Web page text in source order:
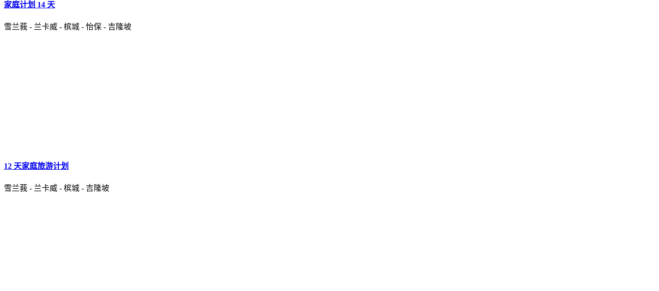
家庭计划 14 天
雪兰莪 - 兰卡威 - 槟城 - 怡保 - 吉隆坡
12 天家庭旅游计划
雪兰莪 - 兰卡威 - 槟城 - 吉隆坡